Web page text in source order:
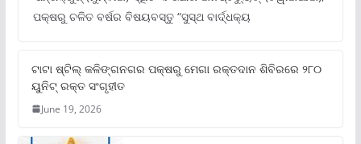
ପକ୍ଷରୁ ଚଳିତ ବର୍ଷର ବିଷୟବସ୍ତୁ “ସୁସ୍ଥ ବାର୍ଦ୍ଧକ୍ୟ
ଟାଟା ଷ୍ଟିଲ୍‌ କଳିଙ୍ଗନଗର ପକ୍ଷରୁ ମେଗା ରକ୍ତଦାନ ଶିବିରରେ ୨୮୦
ୟୁନିଟ୍‌ ରକ୍ତ ସଂଗୃହୀତ
June 19, 2026